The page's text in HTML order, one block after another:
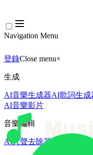
Navigation Menu
登錄Close menu×
生成
AI音樂生成器AI歌詞生成
AI音樂影片
音樂編輯
AI人聲去除器